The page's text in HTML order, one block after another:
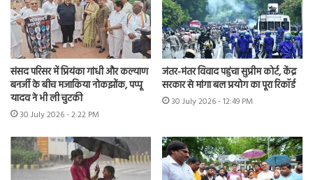
संसद परिसर में प्रियंका गांधी और कल्याण
बनर्जी के बीच मजाकिया नोकझोंक, पप्पू
यादव ने भी ली चुटकी
30 July 2026 - 2:22 PM
जंतर-मंतर विवाद पहुंचा सुप्रीम कोर्ट, केंद्र
सरकार से मांगा बल प्रयोग का पूरा रिकॉर्ड
30 July 2026 - 12:49 PM